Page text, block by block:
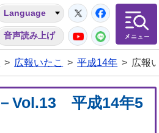
来市
Language
音声読み上げ
Twitter
YouTube
LINE
> 広報いたこ > 平成14年 > 広報
Vol.13 平成14年5